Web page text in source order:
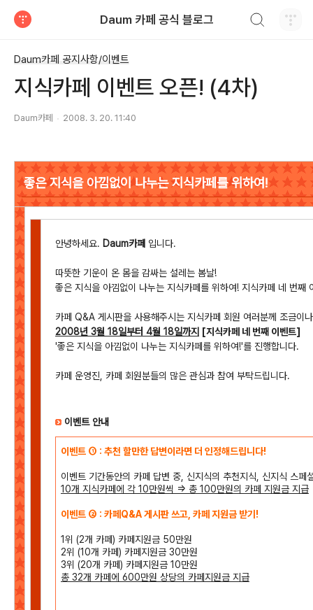
Daum 카페 공식 블로그
Daum카페 공지사항/이벤트
지식카페 이벤트 오픈! (4차)
Daum카페 2008. 3. 20. 11:40
좋은 지식을 아낌없이 나누는 지식카페를 위하여!
안녕하세요. Daum카페 입니다.
따뜻한 기운이 온 몸을 감싸는 설레는 봄날!
좋은 지식을 아낌없이 나누는 지식카페를 위하여! 지식카페 네 번째
카페 Q&A 게시판을 사용해주시는 지식카페 회원 여러분께 조금이
2008년 3월 18일부터 4월 18일까지 [지식카페 네 번째 이벤트]
'좋은 지식을 아낌없이 나누는 지식카페를 위하여!'를 진행합니다.
카페 운영진, 카페 회원분들의 많은 관심과 참여 부탁드립니다.
이벤트 안내
이벤트 ① : 추천 할만한 답변이라면 더 인정해드립니다!
이벤트 기간동안의 카페 답변 중, 신지식의 추천지식, 신지식 스페
10개 지식카페에 각 10만원씩 => 총 100만원의 카페 지원금 지급
이벤트 ② : 카페Q&A 게시판 쓰고, 카페 지원금 받기!
1위 (2개 카페) 카페지원금 50만원
2위 (10개 카페) 카페지원금 30만원
3위 (20개 카페) 카페지원금 10만원
총 32개 카페에 600만원 상당의 카페지원금 지급